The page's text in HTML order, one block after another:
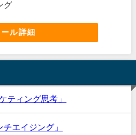
グ
ル詳細
ティング思考」
エイジング」